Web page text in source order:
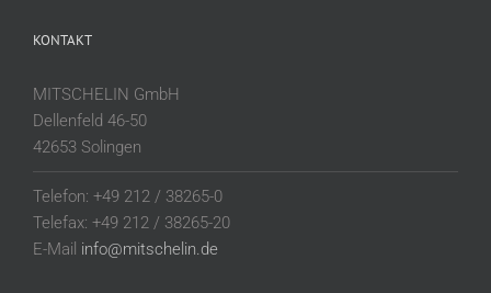
KONTAKT
MITSCHELIN GmbH
Dellenfeld 46-50
42653 Solingen
Telefon: +49 212 / 38265-0
Telefax: +49 212 / 38265-20
E-Mail info@mitschelin.de